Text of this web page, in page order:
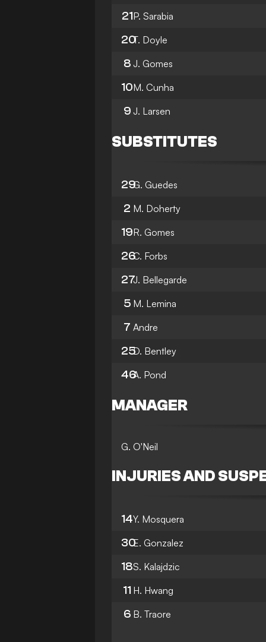
21P. Sarabia
20T. Doyle
8 J. Gomes
10M. Cunha
9 J. Larsen
SUBSTITUTES
29G. Guedes
2 M. Doherty
19R. Gomes
26C. Forbs
27J. Bellegarde
5 M. Lemina
7 Andre
25D. Bentley
46A. Pond
MANAGER
G. O'Neil
INJURIES AND
14Y. Mosquera
30E. Gonzalez
18S. Kalajdzic
11 H. Hwang
6 B. Traore